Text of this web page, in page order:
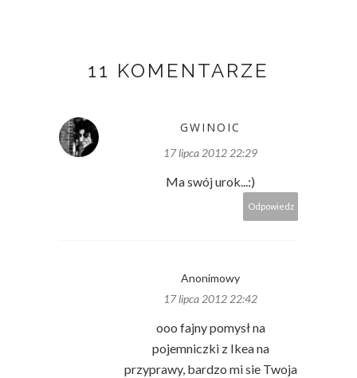
11 KOMENTARZE
GWINOIC
17 lipca 2012 22:29
Ma swój urok...:)
Odpowiedz
Anonimowy
17 lipca 2012 22:42
ooo fajny pomysł na
pojemniczki z Ikea na
przyprawy, bardzo mi sie Twoja